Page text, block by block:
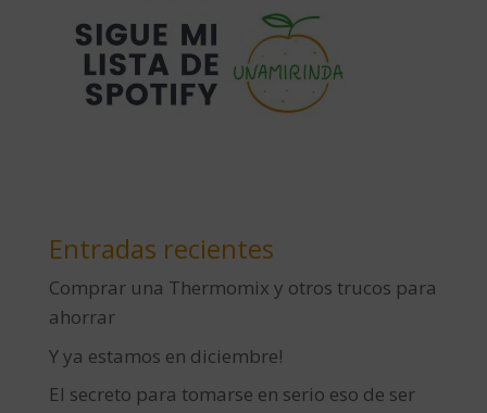
Entradas recientes
Comprar una Thermomix y otros trucos para
ahorrar
Y ya estamos en diciembre!
El secreto para tomarse en serio eso de ser